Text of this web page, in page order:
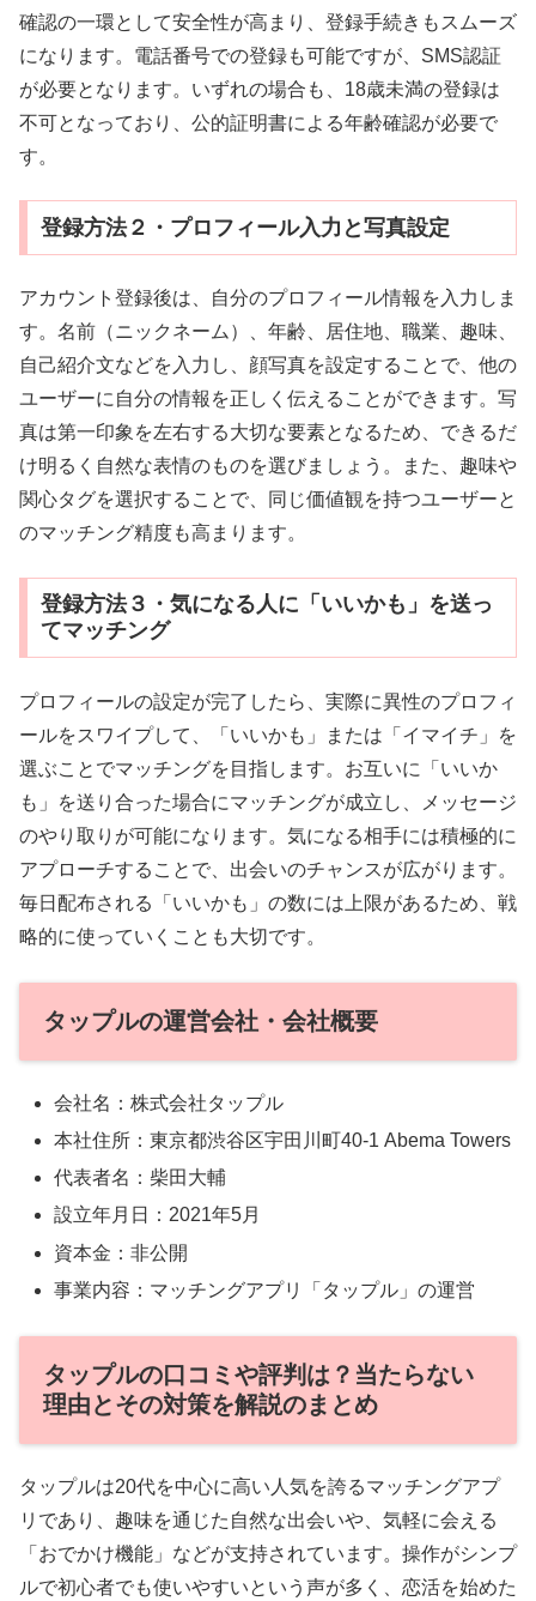
確認の一環として安全性が高まり、登録手続きもスムーズ
になります。電話番号での登録も可能ですが、SMS認証
が必要となります。いずれの場合も、18歳未満の登録は
不可となっており、公的証明書による年齢確認が必要で
す。
登録方法２・プロフィール入力と写真設定
アカウント登録後は、自分のプロフィール情報を入力しま
す。名前（ニックネーム）、年齢、居住地、職業、趣味、
自己紹介文などを入力し、顔写真を設定することで、他の
ユーザーに自分の情報を正しく伝えることができます。写
真は第一印象を左右する大切な要素となるため、できるだ
け明るく自然な表情のものを選びましょう。また、趣味や
関心タグを選択することで、同じ価値観を持つユーザーと
のマッチング精度も高まります。
登録方法３・気になる人に「いいかも」を送っ
てマッチング
プロフィールの設定が完了したら、実際に異性のプロフィ
ールをスワイプして、「いいかも」または「イマイチ」を
選ぶことでマッチングを目指します。お互いに「いいか
も」を送り合った場合にマッチングが成立し、メッセージ
のやり取りが可能になります。気になる相手には積極的に
アプローチすることで、出会いのチャンスが広がります。
毎日配布される「いいかも」の数には上限があるため、戦
略的に使っていくことも大切です。
タップルの運営会社・会社概要
会社名：株式会社タップル
本社住所：東京都渋谷区宇田川町40-1 Abema Towers
代表者名：柴田大輔
設立年月日：2021年5月
資本金：非公開
事業内容：マッチングアプリ「タップル」の運営
タップルの口コミや評判は？当たらない
理由とその対策を解説のまとめ
タップルは20代を中心に高い人気を誇るマッチングアプ
リであり、趣味を通じた自然な出会いや、気軽に会える
「おでかけ機能」などが支持されています。操作がシンプ
ルで初心者でも使いやすいという声が多く、恋活を始めた